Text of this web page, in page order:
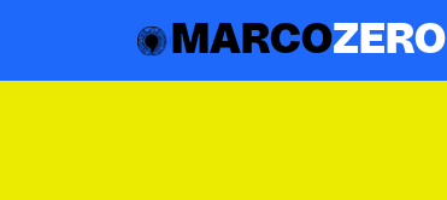
MARCOZERO